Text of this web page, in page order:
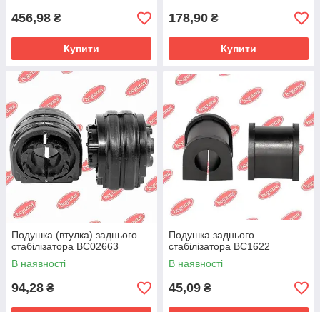
456,98 ₴
Купити
178,90 ₴
Купити
Подушка (втулка) заднього
стабілізатора BC02663
В наявності
94,28 ₴
Подушка заднього
стабілізатора BC1622
В наявності
45,09 ₴